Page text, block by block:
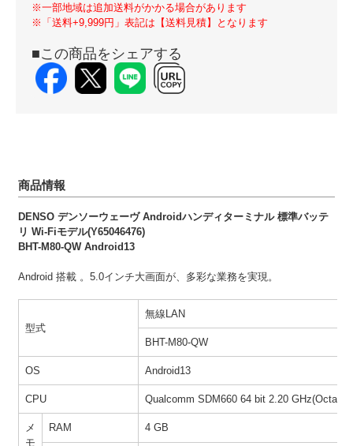
※一部地域は追加送料がかかる場合があります
※「送料+9,999円」表記は【送料見積】となります
■この商品をシェアする
商品情報
DENSO デンソーウェーヴ Androidハンディターミナル 標準バッテ
リ Wi-Fiモデル(Y65046476)
BHT-M80-QW Android13
Android 搭載 。5.0インチ大画面が、多彩な業務を実現。
型式
無線LAN
BHT-M80-QW
OS Android13
CPU Qualcomm SDM660 64 bit 2.20 GHz(Octa-
メ
モ
RAM 4 GB